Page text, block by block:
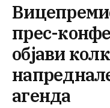
прес-
објави
агенда